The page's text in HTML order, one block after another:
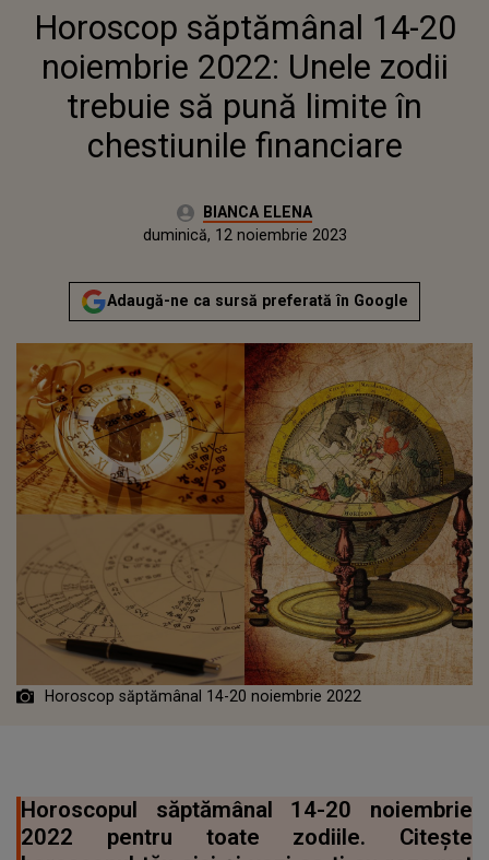
NOIEMBRIE 2022: UNELE ZODII TREBUIE SĂ
PUNĂ LIMITE ÎN CHESTIUNILE
FINANCIARE
Horoscop săptămânal 14-20
noiembrie 2022: Unele zodii
trebuie să pună limite în
chestiunile financiare
Autor:BIANCA ELENA
sâmbătă, 12 noiembrie 2022
Actualizat:
duminică, 12 noiembrie 2023
Adaugă-ne ca sursă preferată în Google
Horoscop săptămânal 14-20 noiembrie 2022
Horoscopul săptămânal 14-20 noiembrie
2022 pentru toate zodiile. Citește